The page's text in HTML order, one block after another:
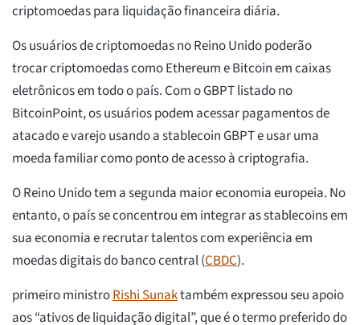
criptomoedas para liquidação financeira diária.
Os usuários de criptomoedas no Reino Unido poderão
trocar criptomoedas como Ethereum e Bitcoin em caixas
eletrônicos em todo o país. Com o GBPT listado no
BitcoinPoint, os usuários podem acessar pagamentos de
atacado e varejo usando a stablecoin GBPT e usar uma
moeda familiar como ponto de acesso à criptografia.
O Reino Unido tem a segunda maior economia europeia. No
entanto, o país se concentrou em integrar as stablecoins em
sua economia e recrutar talentos com experiência em
moedas digitais do banco central (CBDC).
primeiro ministroRishi Sunaktambém expressou seu apoio
aos “ativos de liquidação digital”, que é o termo preferido do